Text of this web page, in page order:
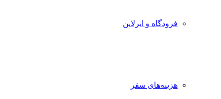
فرودگاه و ایرلاین
هزینه‌های سفر